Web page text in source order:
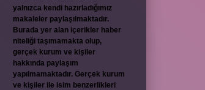
yalnızca kendi hazırladığımız
makaleler paylaşılmaktadır.
Burada yer alan içerikler haber
niteliği taşımamakta olup,
gerçek kurum ve kişiler
hakkında paylaşım
yapılmamaktadır. Gerçek kurum
ve kişiler ile isim benzerlikleri